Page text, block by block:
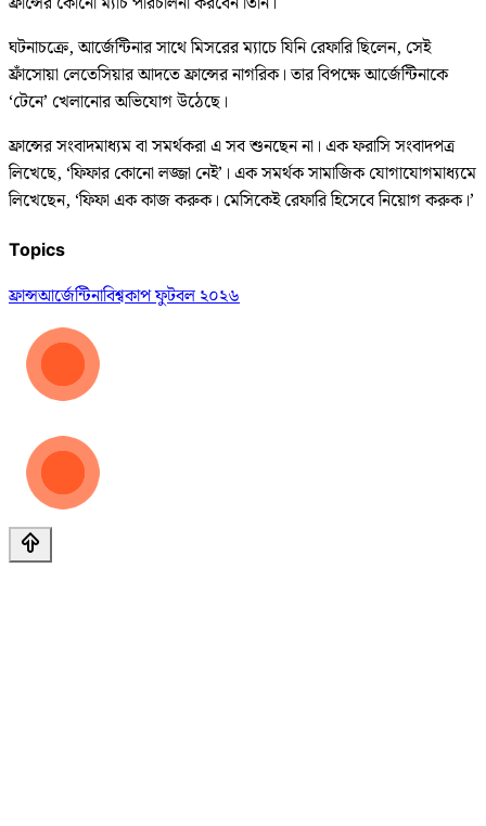
ঘটনাচক্রে, আর্জেন্টিনার সাথে মিসরের ম্যাচে যিনি রেফারি ছিলেন, সেই
ফ্রাঁসোয়া লেতেসিয়ার আদতে ফ্রান্সের নাগরিক। তার বিপক্ষে আর্জেন্টিনাকে
‘টেনে’ খেলানোর অভিযোগ উঠেছে।
ফ্রান্সের সংবাদমাধ্যম বা সমর্থকরা এ সব শুনছেন না। এক ফরাসি সংবাদপত্র
লিখেছে, ‘ফিফার কোনো লজ্জা নেই’। এক সমর্থক সামাজিক যোগাযোগমাধ্যমে
লিখেছেন, ‘ফিফা এক কাজ করুক। মেসিকেই রেফারি হিসেবে নিয়োগ করুক।’
Topics
ফ্রান্সআর্জেন্টিনাবিশ্বকাপ ফুটবল ২০২৬